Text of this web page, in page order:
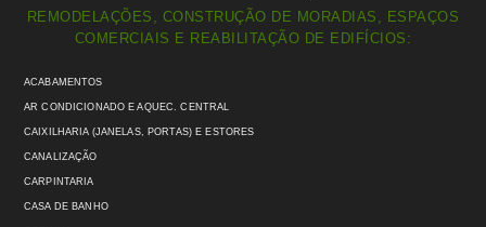
REMODELAÇÕES, CONSTRUÇÃO DE MORADIAS, ESPAÇOS
COMERCIAIS E REABILITAÇÃO DE EDIFÍCIOS:
ACABAMENTOS
AR CONDICIONADO E AQUEC. CENTRAL
CAIXILHARIA (JANELAS, PORTAS) E ESTORES
CANALIZAÇÃO
CARPINTARIA
CASA DE BANHO